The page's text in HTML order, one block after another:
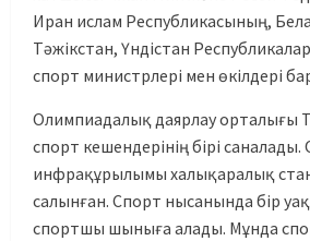
Иран ислам Республикасының,
Тәжікстан, Үндістан
спорт министрлері мен өкілдері
Олимпиадалық даярлау орталығы
спорт кешендерінің бірі
инфрақұрылымы халықаралық
салынған. Спорт нысанында бір
спортшы шыныға алады. Мұнда